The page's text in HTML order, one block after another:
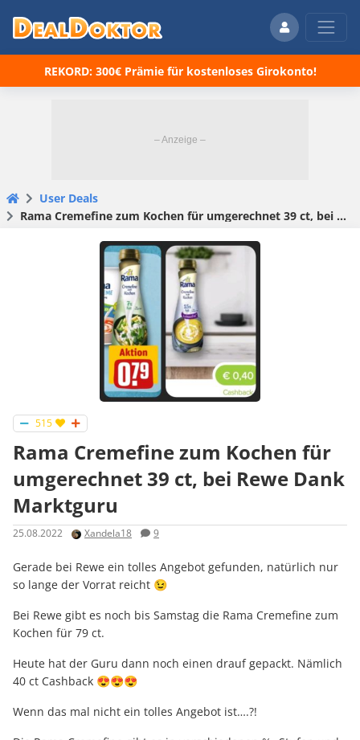
REKORD: 300€ Prämie für kostenloses Girokonto!
User Deals
Rama Cremefine zum Kochen für umgerechnet 39 ct, bei Rewe Dank Marktguru
515
Rama Cremefine zum Kochen für
umgerechnet 39 ct, bei Rewe Dank
Marktguru
25.08.2022 Xandela18 9
Gerade bei Rewe ein tolles Angebot gefunden, natürlich nur
so lange der Vorrat reicht 😉
Bei Rewe gibt es noch bis Samstag die Rama Cremefine zum
Kochen für 79 ct.
Heute hat der Guru dann noch einen drauf gepackt. Nämlich
40 ct Cashback 😍😍😍
Wenn das mal nicht ein tolles Angebot ist….?!